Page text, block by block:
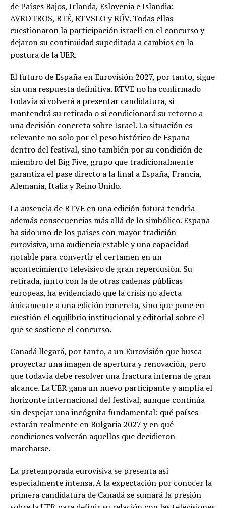
de Países Bajos, Irlanda, Eslovenia e Islandia:
AVROTROS, RTÉ, RTVSLO y RÚV. Todas ellas
cuestionaron la participación israelí en el concurso y
dejaron su continuidad supeditada a cambios en la
postura de la UER.
El futuro de España en Eurovisión 2027, por tanto, sigue
sin una respuesta definitiva. RTVE no ha confirmado
todavía si volverá a presentar candidatura, si
mantendrá su retirada o si condicionará su retorno a
una decisión concreta sobre Israel. La situación es
relevante no solo por el peso histórico de España
dentro del festival, sino también por su condición de
miembro del Big Five, grupo que tradicionalmente
garantiza el pase directo a la final a España, Francia,
Alemania, Italia y Reino Unido.
La ausencia de RTVE en una edición futura tendría
además consecuencias más allá de lo simbólico. España
ha sido uno de los países con mayor tradición
eurovisiva, una audiencia estable y una capacidad
notable para convertir el certamen en un
acontecimiento televisivo de gran repercusión. Su
retirada, junto con la de otras cadenas públicas
europeas, ha evidenciado que la crisis no afecta
únicamente a una edición concreta, sino que pone en
cuestión el equilibrio institucional y editorial sobre el
que se sostiene el concurso.
Canadá llegará, por tanto, a un Eurovisión que busca
proyectar una imagen de apertura y renovación, pero
que todavía debe resolver una fractura interna de gran
alcance. La UER gana un nuevo participante y amplía el
horizonte internacional del festival, aunque continúa
sin despejar una incógnita fundamental: qué países
estarán realmente en Bulgaria 2027 y en qué
condiciones volverán aquellos que decidieron
marcharse.
La pretemporada eurovisiva se presenta así
especialmente intensa. A la expectación por conocer la
primera candidatura de Canadá se sumará la presión